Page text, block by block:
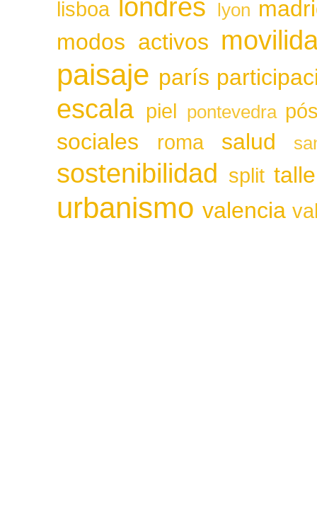
lisboa londres lyon
modos activos
paisaje parís
escala piel pontevedra
sociales roma salud
sostenibilidad split
urbanismo valencia